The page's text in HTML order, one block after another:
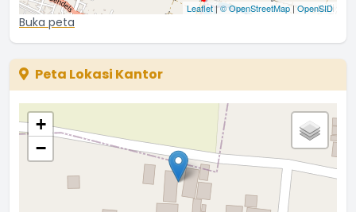
Leaflet|© OpenStreetMap|OpenSID
Buka peta
Peta Lokasi Kantor
+
−